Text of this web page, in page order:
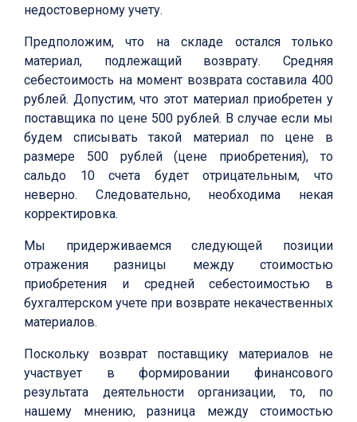
недостоверному учету.
Предположим, что на складе остался только
материал, подлежащий возврату. Средняя
себестоимость на момент возврата составила 400
рублей. Допустим, что этот материал приобретен у
поставщика по цене 500 рублей. В случае если мы
будем списывать такой материал по цене в
размере 500 рублей (цене приобретения), то
сальдо 10 счета будет отрицательным, что
неверно. Следовательно, необходима некая
корректировка.
Мы придерживаемся следующей позиции
отражения разницы между стоимостью
приобретения и средней себестоимостью в
бухгалтерском учете при возврате некачественных
материалов.
Поскольку возврат поставщику материалов не
участвует в формировании финансового
результата деятельности организации, то, по
нашему мнению, разница между стоимостью